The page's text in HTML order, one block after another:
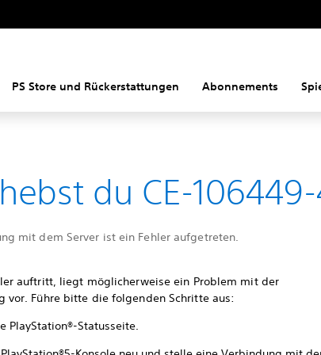
PS Store und Rückerstattungen Abonnements
du CE-
mit dem Server ist ein Fehler aufgetreten.
auftritt, liegt möglicherweise ein Problem mit der
vor. Führe bitte die folgenden Schritte aus:
PlayStation®-Statusseite.